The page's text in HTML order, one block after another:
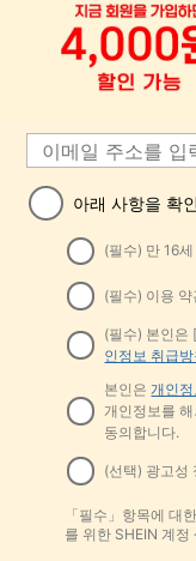
아래 사항을 확
(필수) 만 16
(필수) 이용
(필수) 본인은 [
인정보 취급
본인은 개인
개인정보를
동의합니다.
(선택) 광고성
「필수」항목에 대
를 위한 SHEIN 계